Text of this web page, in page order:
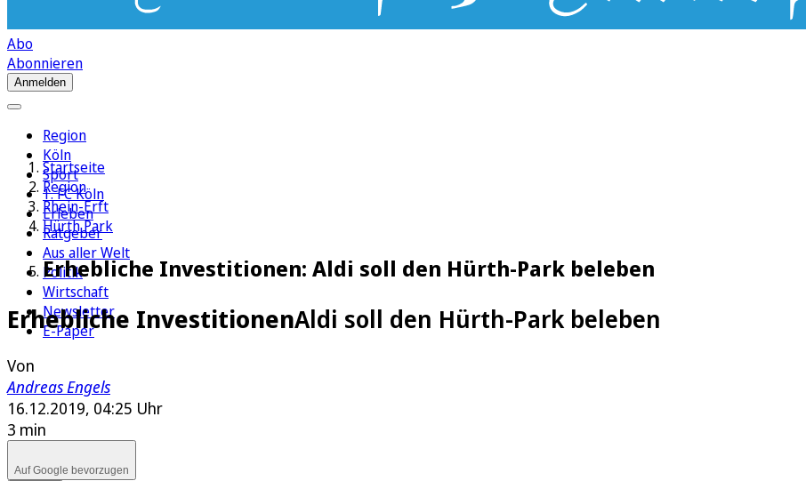
Abo
Abonnieren
Anmelden
Region
Köln
Sport
1. FC Köln
Erleben
Ratgeber
Aus aller Welt
Politik
Wirtschaft
Newsletter
E-Paper
Startseite
Region
Rhein-Erft
Hürth Park
Erhebliche Investitionen: Aldi soll den Hürth-Park beleben
Erhebliche InvestitionenAldi soll den Hürth-Park beleben
Von
Andreas Engels
16.12.2019, 04:25 Uhr
3 min
Auf Google bevorzugen